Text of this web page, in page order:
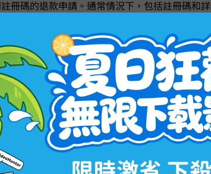
冊碼的退款申請。通常情況下，包括註冊碼和
款而提出的退款申請。如有詐騙或非法支付嫌疑
請。
的訂閱套餐在取消訂閱前，將在您的每月或每
款申請。